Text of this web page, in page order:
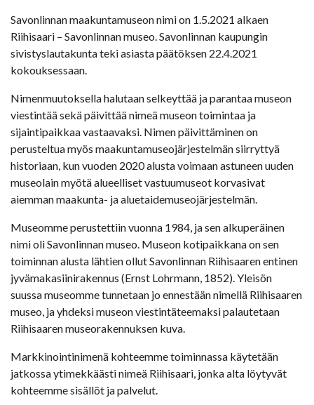
Savonlinnan maakuntamuseon nimi on 1.5.2021 alkaen
Riihisaari – Savonlinnan museo. Savonlinnan kaupungin
sivistyslautakunta teki asiasta päätöksen 22.4.2021
kokouksessaan.
Nimenmuutoksella halutaan selkeyttää ja parantaa museon
viestintää sekä päivittää nimeä museon toimintaa ja
sijaintipaikkaa vastaavaksi. Nimen päivittäminen on
perusteltua myös maakuntamuseojärjestelmän siirryttyä
historiaan, kun vuoden 2020 alusta voimaan astuneen uuden
museolain myötä alueelliset vastuumuseot korvasivat
aiemman maakunta- ja aluetaidemuseojärjestelmän.
Museomme perustettiin vuonna 1984, ja sen alkuperäinen
nimi oli Savonlinnan museo. Museon kotipaikkana on sen
toiminnan alusta lähtien ollut Savonlinnan Riihisaaren entinen
jyvämakasiinirakennus (Ernst Lohrmann, 1852). Yleisön
suussa museomme tunnetaan jo ennestään nimellä Riihisaaren
museo, ja yhdeksi museon viestintäteemaksi palautetaan
Riihisaaren museorakennuksen kuva.
Markkinointinimenä kohteemme toiminnassa käytetään
jatkossa ytimekkäästi nimeä Riihisaari, jonka alta löytyvät
kohteemme sisällöt ja palvelut.